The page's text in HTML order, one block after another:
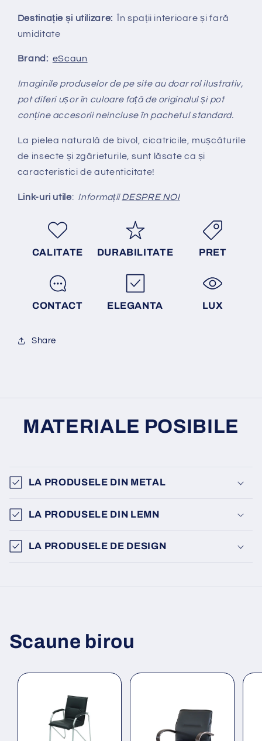
Destinație și utilizare: În spații interioare și fară
umiditate
Brand: eScaun
Imaginile produselor de pe site au doar rol ilustrativ,
pot diferi ușor în culoare față de originalul și pot
conține accesorii neincluse în pachetul standard.
La pielea naturală de bivol, cicatricile, mușcăturile
de insecte și zgârieturile, sunt lăsate ca și
caracteristici de autenticitate!
Link-uri utile: InformațiiDESPRE NOI
CALITATE DURABILITATE PRET
CONTACT ELEGANTA LUX
Share
MATERIALE POSIBILE
LA PRODUSELE DIN METAL
LA PRODUSELE DIN LEMN
LA PRODUSELE DE DESIGN
Scaune birou